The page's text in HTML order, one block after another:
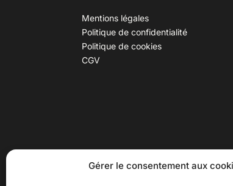
Gérer le consentement aux
Mentions légales
Politique de confidentialité
Politique de cookies
CGV
30 B rue Dr Rebatel, 69003 Lyon